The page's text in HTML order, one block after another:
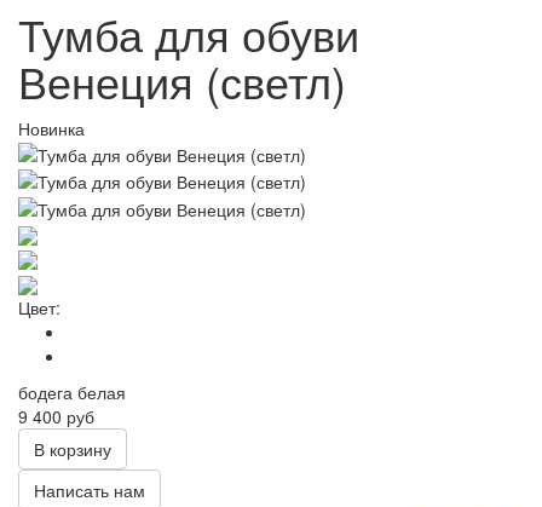
Тумба для обуви
Венеция (светл)
Новинка
Цвет:
бодега белая
9 400 руб
В корзину
Написать нам